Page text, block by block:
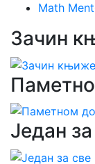
Math
Зачин
Један